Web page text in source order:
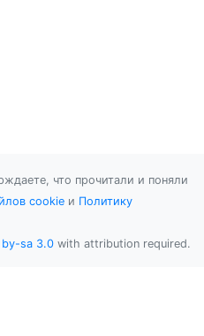
что прочитали и поняли
cookie и Политику
sa 3.0 with attribution required.